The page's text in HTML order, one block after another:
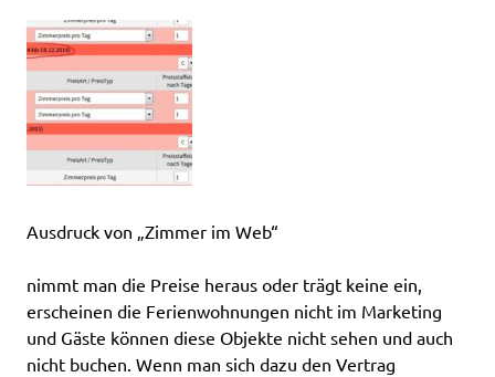
Ausdruck von „Zimmer im Web“
nimmt man die Preise heraus oder trägt keine ein,
erscheinen die Ferienwohnungen nicht im Marketing
und Gäste können diese Objekte nicht sehen und auch
nicht buchen. Wenn man sich dazu den Vertrag